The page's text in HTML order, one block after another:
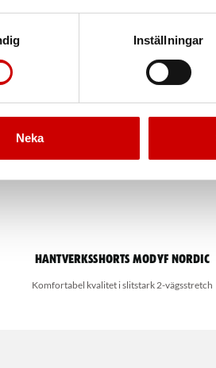
Inställningar
Neka
produkt
Hantverksshorts MODYF Nordic
Komfortabel kvalitet i slitstark 2-vägsstretch